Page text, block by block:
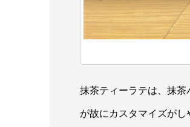
抹茶ティーラテは、抹
が故にカスタマイズが